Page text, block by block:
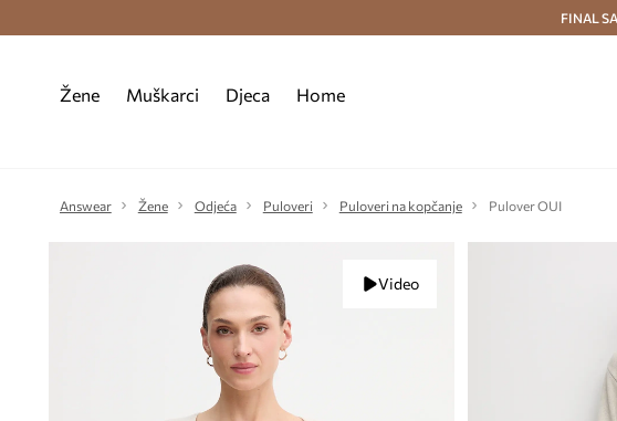
Besplatna dostava i povrat (od
FINAL
Žene Muškarci Djeca Home
Answear Žene Odjeća Puloveri Puloveri na kopčanje Pulover OUI
Video